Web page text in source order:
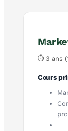
⏱ 3 ans
Cours